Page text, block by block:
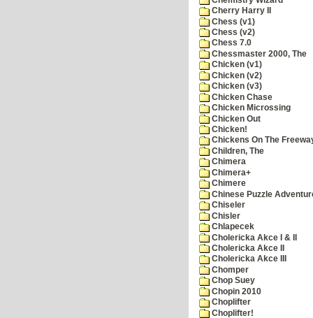
Cherry Harry II
Chess (v1)
Chess (v2)
Chess 7.0
Chessmaster 2000, The
Chicken (v1)
Chicken (v2)
Chicken (v3)
Chicken Chase
Chicken Microssing
Chicken Out
Chicken!
Chickens On The
Children, The
Chimera
Chimera+
Chimere
Chinese Puzzle
Chiseler
Chisler
Chlapecek
Cholericka Akce I & II
Cholericka Akce II
Cholericka Akce III
Chomper
Chop Suey
Chopin 2010
Choplifter
Choplifter!